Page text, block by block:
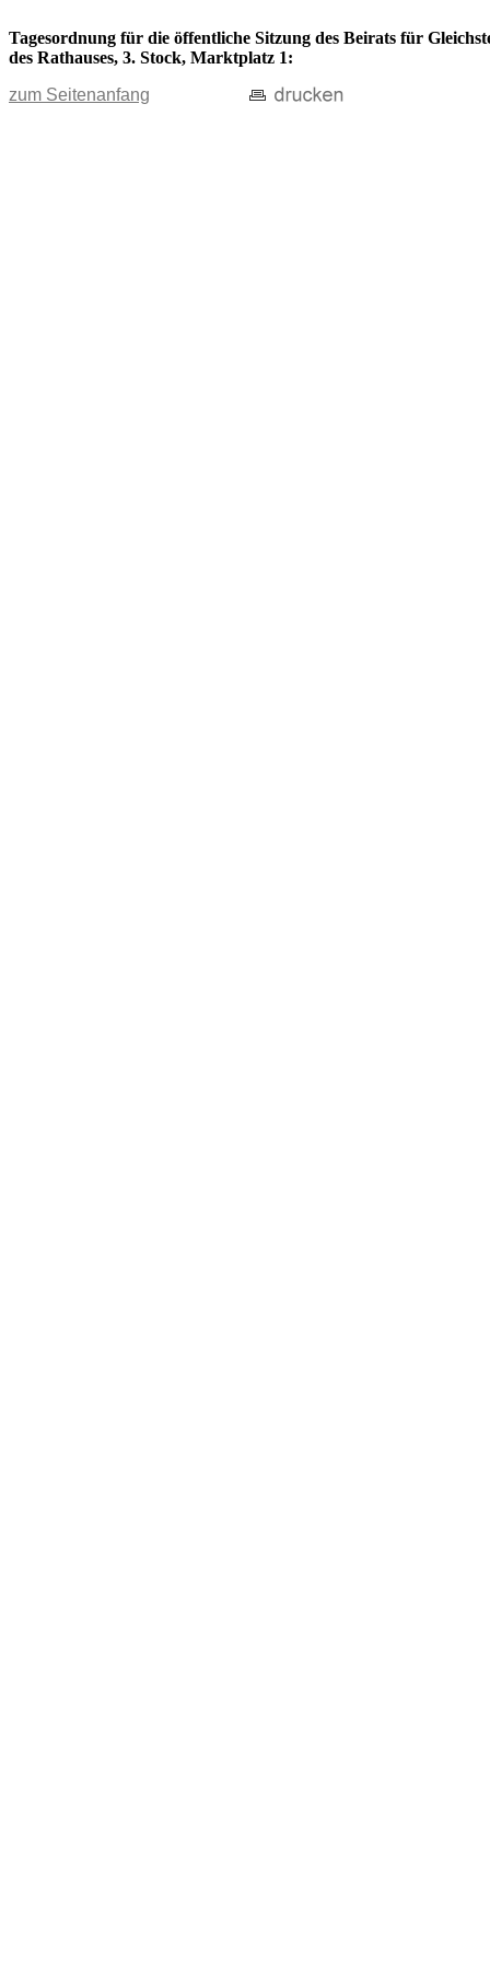
Tagesordnung für die öffentliche Sitzung des Beirats für
des Rathauses, 3. Stock, Marktplatz 1:
zum Seitenanfang